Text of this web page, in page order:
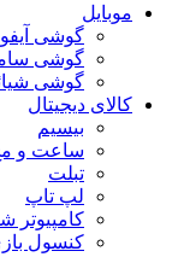
موبایل
گوشی
گوشی
گوشی
کالای دیجیتال
بیسیم
ساعت و
تبلت
لپ تاپ
کنسول